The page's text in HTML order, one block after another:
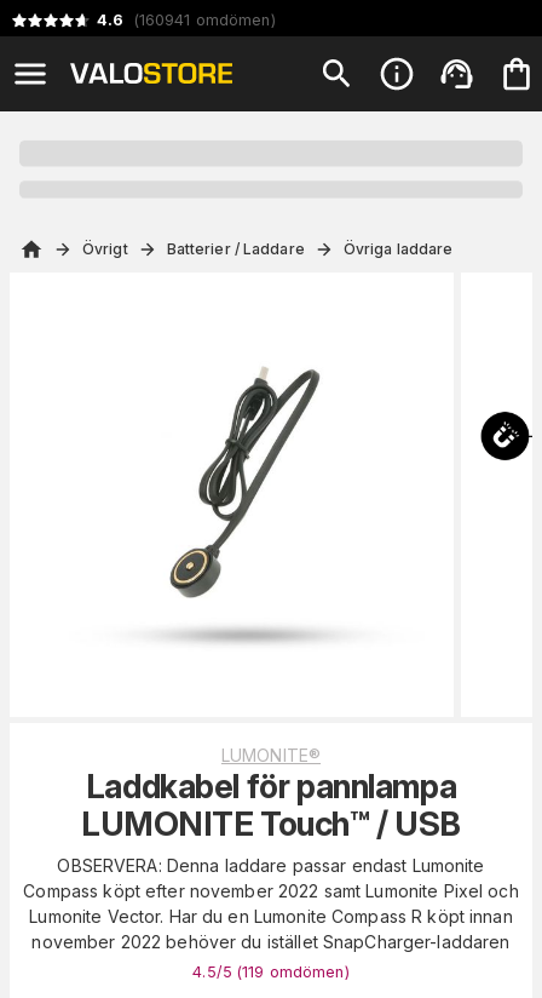
4.6 (160941 omdömen)
Övrigt Batterier / Laddare Övriga laddare
LUMONITE®
Laddkabel för pannlampa
LUMONITE Touch™ / USB
OBSERVERA: Denna laddare passar endast Lumonite
Compass köpt efter november 2022 samt Lumonite Pixel och
Lumonite Vector. Har du en Lumonite Compass R köpt innan
november 2022 behöver du istället SnapCharger-laddaren
4.5/5 (119 omdömen)